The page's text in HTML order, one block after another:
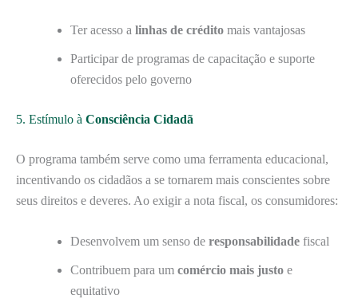
Ter acesso a linhas de crédito mais vantajosas
Participar de programas de capacitação e suporte
oferecidos pelo governo
5. Estímulo à Consciência Cidadã
O programa também serve como uma ferramenta educacional,
incentivando os cidadãos a se tornarem mais conscientes sobre
seus direitos e deveres. Ao exigir a nota fiscal, os consumidores:
Desenvolvem um senso de responsabilidade fiscal
Contribuem para um comércio mais justo e
equitativo